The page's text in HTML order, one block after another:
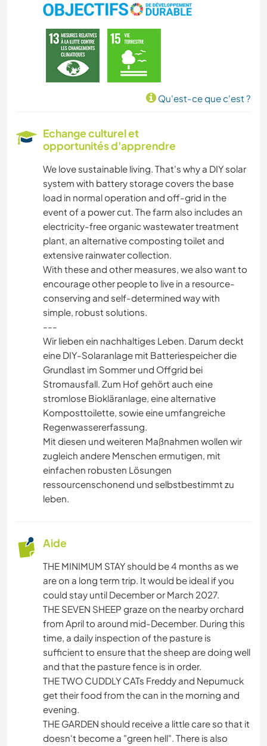
CAMPING
VOILE / BATEAU
CYCLISME
Qu'est-ce que c'est ?
Echange culturel et
opportunités d'apprendre
We love sustainable living. That's why a DIY solar
system with battery storage covers the base
load in normal operation and off-grid in the
event of a power cut. The farm also includes an
electricity-free organic wastewater treatment
plant, an alternative composting toilet and
extensive rainwater collection.
With these and other measures, we also want to
encourage other people to live in a resource-
conserving and self-determined way with
simple, robust solutions.
---
Wir lieben ein nachhaltiges Leben. Darum deckt
eine DIY-Solaranlage mit Batteriespeicher die
Grundlast im Sommer und Offgrid bei
Stromausfall. Zum Hof gehört auch eine
stromlose Biokläranlage, eine alternative
Komposttoilette, sowie eine umfangreiche
Regenwassererfassung.
Mit diesen und weiteren Maßnahmen wollen wir
zugleich andere Menschen ermutigen, mit
einfachen robusten Lösungen
ressourcenschonend und selbstbestimmt zu
leben.
Aide
THE MINIMUM STAY should be 4 months as we
are on a long term trip. It would be ideal if you
could stay until December or March 2027.
THE SEVEN SHEEP graze on the nearby orchard
from April to around mid-December. During this
time, a daily inspection of the pasture is
sufficient to ensure that the sheep are doing well
and that the pasture fence is in order.
THE TWO CUDDLY CATs Freddy and Nepumuck
get their food from the can in the morning and
evening.
THE GARDEN should receive a little care so that it
doesn't become a "green hell". There is also